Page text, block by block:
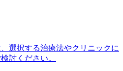
選択する治療法やクリニックに
討ください。